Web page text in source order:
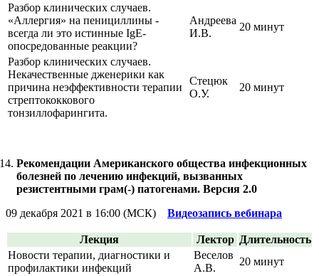
Разбор клинических случаев.
«Аллергия» на пенициллины -
всегда ли это истинные IgE-
опосредованные реакции?
Андреева
И.В.
20 минут
Разбор клинических случаев.
Некачественные дженерики как
причина неэффективности терапии
стрептококкового
тонзиллофарингита.
Стецюк
О.У.
20 минут
Рекомендации Американского общества инфекционных
болезней по лечению инфекций, вызванных
резистентными грам(-) патогенами. Версия 2.0
09 декабря 2021 в 16:00 (МСК) Видеозапись вебинара
Лекция Лектор Длительность
Новости терапии, диагностики и
профилактики инфекций
Веселов
А.В.
20 минут